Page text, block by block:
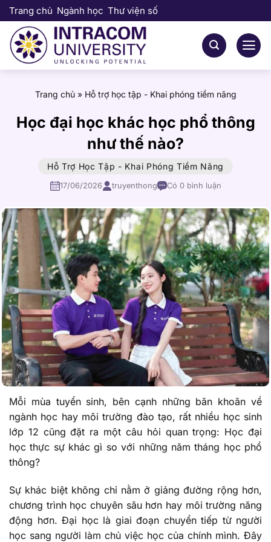
Bỏ
qua
nội
dung
Trang chủ Ngành học Thư viện số
Trang chủ» Hỗ trợ học tập - Khai phóng tiềm năng
Học đại học khác học phổ thông
như thế nào?
Hỗ Trợ Học Tập - Khai Phóng Tiềm Năng
17/06/2026 truyenthong Có 0 bình luận
Mỗi mùa tuyển sinh, bên cạnh những băn khoăn về
ngành học hay môi trường đào tạo, rất nhiều học sinh
lớp 12 cũng đặt ra một câu hỏi quan trọng: Học đại
học thực sự khác gì so với những năm tháng học phổ
thông?
Sự khác biệt không chỉ nằm ở giảng đường rộng hơn,
chương trình học chuyên sâu hơn hay môi trường năng
động hơn. Đại học là giai đoạn chuyển tiếp từ người
học sang người làm chủ việc học của chính mình. Đây